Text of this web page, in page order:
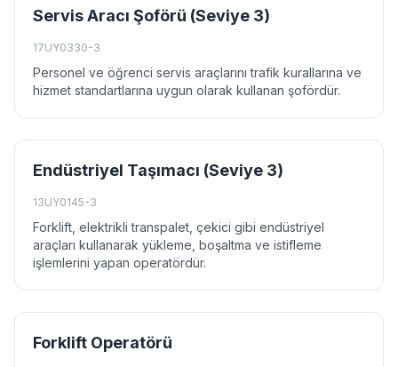
Servis Aracı Şoförü (Seviye 3)
17UY0330-3
Personel ve öğrenci servis araçlarını trafik kurallarına ve
hizmet standartlarına uygun olarak kullanan şofördür.
Endüstriyel Taşımacı (Seviye 3)
13UY0145-3
Forklift, elektrikli transpalet, çekici gibi endüstriyel
araçları kullanarak yükleme, boşaltma ve istifleme
işlemlerini yapan operatördür.
Forklift Operatörü